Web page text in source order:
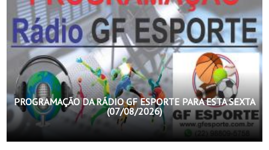
PROGRAMAÇÃO DA RÁDIO GF ESPORTE PARA ESTA SEXTA
(07/08/2026)